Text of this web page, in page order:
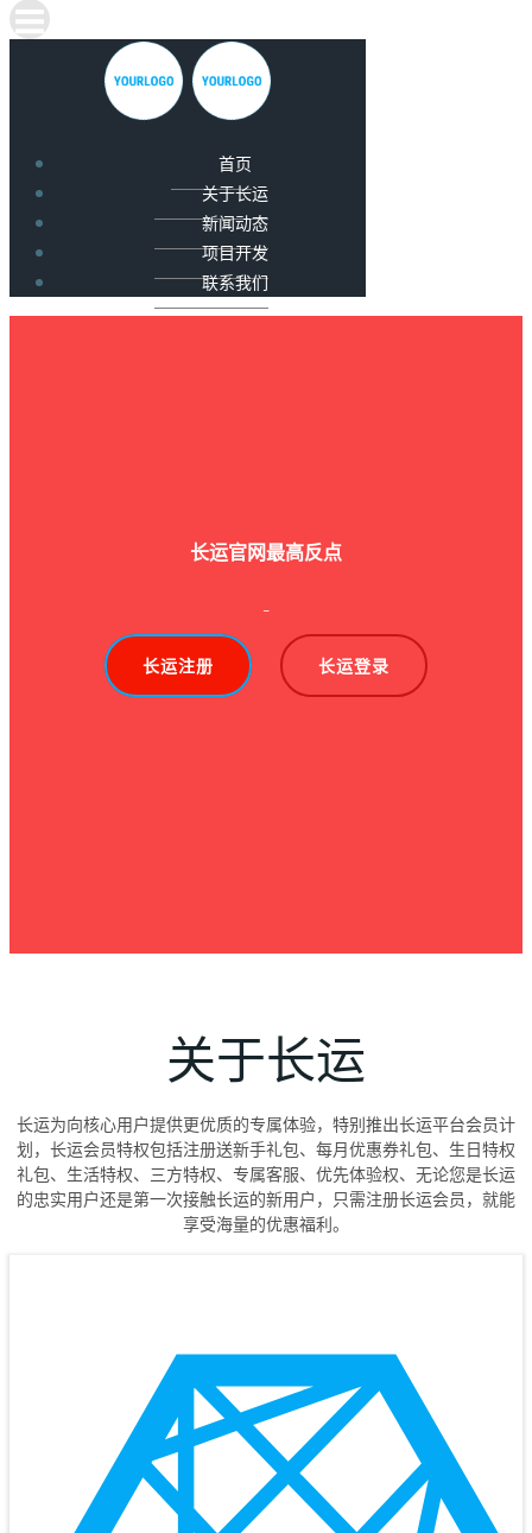
首页
关于长运
新闻动态
项目开发
联系我们
长运官网最高反点
-
长运注册 长运登录
关于长运
长运为向核心用户提供更优质的专属体验，特别推出长运平台会员计
划，长运会员特权包括注册送新手礼包、每月优惠券礼包、生日特权
礼包、生活特权、三方特权、专属客服、优先体验权、无论您是长运
的忠实用户还是第一次接触长运的新用户，只需注册长运会员，就能
享受海量的优惠福利。